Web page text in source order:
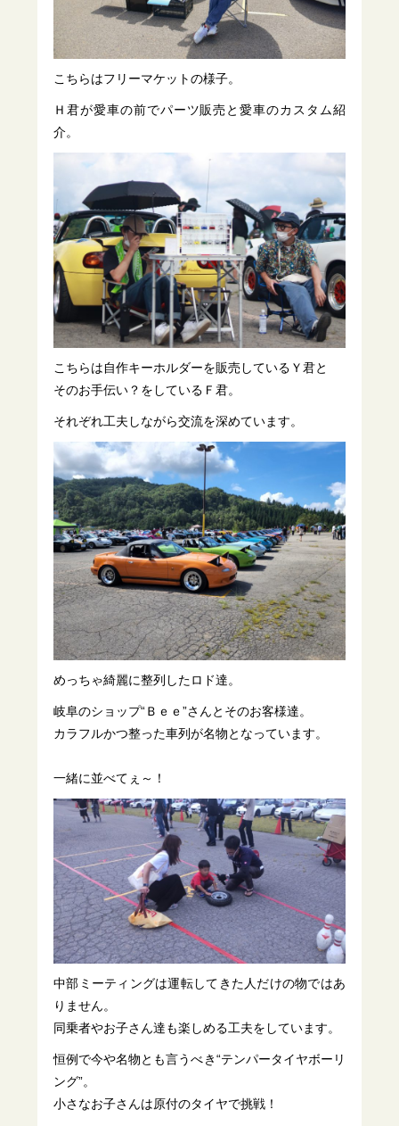
こちらはフリーマケットの様子。
Ｈ君が愛車の前でパーツ販売と愛車のカスタム紹
介。
こちらは自作キーホルダーを販売しているＹ君と
そのお手伝い？をしているＦ君。
それぞれ工夫しながら交流を深めています。
めっちゃ綺麗に整列したロド達。
岐阜のショップ“Ｂｅｅ”さんとそのお客様達。
カラフルかつ整った車列が名物となっています。
一緒に並べてぇ～！
中部ミーティングは運転してきた人だけの物ではあ
りません。
同乗者やお子さん達も楽しめる工夫をしています。
恒例で今や名物とも言うべき“テンパータイヤボーリ
ング”。
小さなお子さんは原付のタイヤで挑戦！